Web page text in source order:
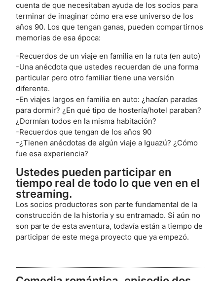
cuenta de que necesitaban ayuda de los socios para
terminar de imaginar cómo era ese universo de los
años 90. Los que tengan ganas, pueden compartirnos
memorias de esa época:
-Recuerdos de un viaje en familia en la ruta (en auto)
-Una anécdota que ustedes recuerdan de una forma
particular pero otro familiar tiene una versión
diferente.
-En viajes largos en familia en auto: ¿hacían paradas
para dormir? ¿En qué tipo de hostería/hotel paraban?
¿Dormían todos en la misma habitación?
-Recuerdos que tengan de los años 90
-¿Tienen anécdotas de algún viaje a Iguazú? ¿Cómo
fue esa experiencia?
Ustedes pueden participar en
tiempo real de todo lo que ven en el
streaming.
Los socios productores son parte fundamental de la
construcción de la historia y su entramado. Si aún no
son parte de esta aventura, todavía están a tiempo de
participar de este mega proyecto que ya empezó.